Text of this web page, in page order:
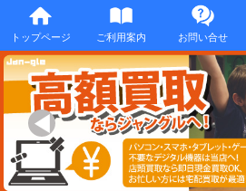
トップページ ご利用案内 お問い合せ